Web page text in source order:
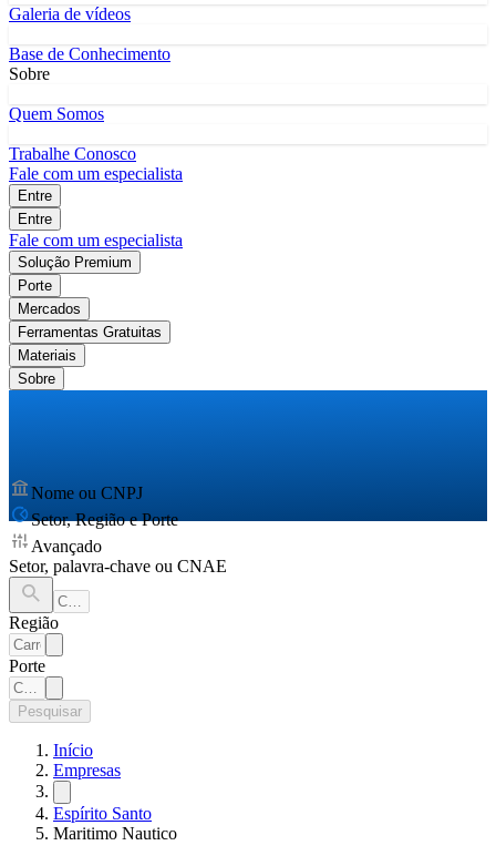
Galeria de vídeos
Base de Conhecimento
Sobre
Quem Somos
Trabalhe Conosco
Fale com um especialista
Entre
Entre
Fale com um especialista
Solução Premium
Porte
Mercados
Ferramentas Gratuitas
Materiais
Sobre
Nome ou CNPJ
Setor, Região e Porte
Avançado
Setor, palavra-chave ou CNAE
Região
Porte
Pesquisar
Início
Empresas
Espírito Santo
Maritimo Nautico